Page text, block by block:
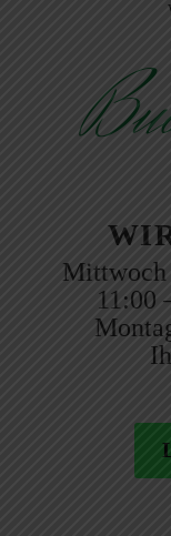
Mittwoch
11:00